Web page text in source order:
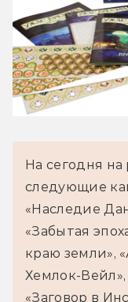
На сегодня
следующие
«Наследие
«Забытая
краю земли»,
Хемлок-
«Заговор в